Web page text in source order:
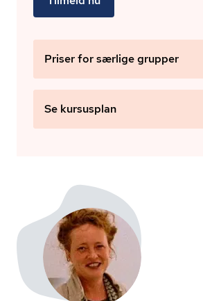
Priser for særlige grupper
Se kursusplan